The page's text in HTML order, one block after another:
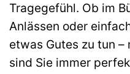
Tragegefühl. Ob im
Anlässen oder
etwas Gutes zu tun
sind Sie immer